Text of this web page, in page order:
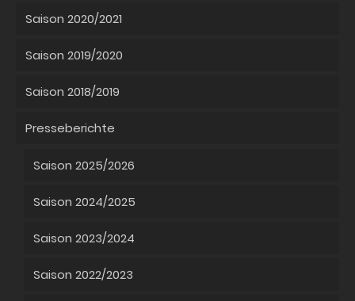
Saison 2020/2021
Saison 2019/2020
Saison 2018/2019
Presseberichte
Saison 2025/2026
Saison 2024/2025
Saison 2023/2024
Saison 2022/2023